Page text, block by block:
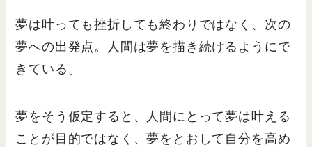
夢は叶っても挫折しても終わりではなく、次の
夢への出発点。人間は夢を描き続けるようにで
きている。
夢をそう仮定すると、人間にとって夢は叶える
ことが目的ではなく、夢をとおして自分を高め